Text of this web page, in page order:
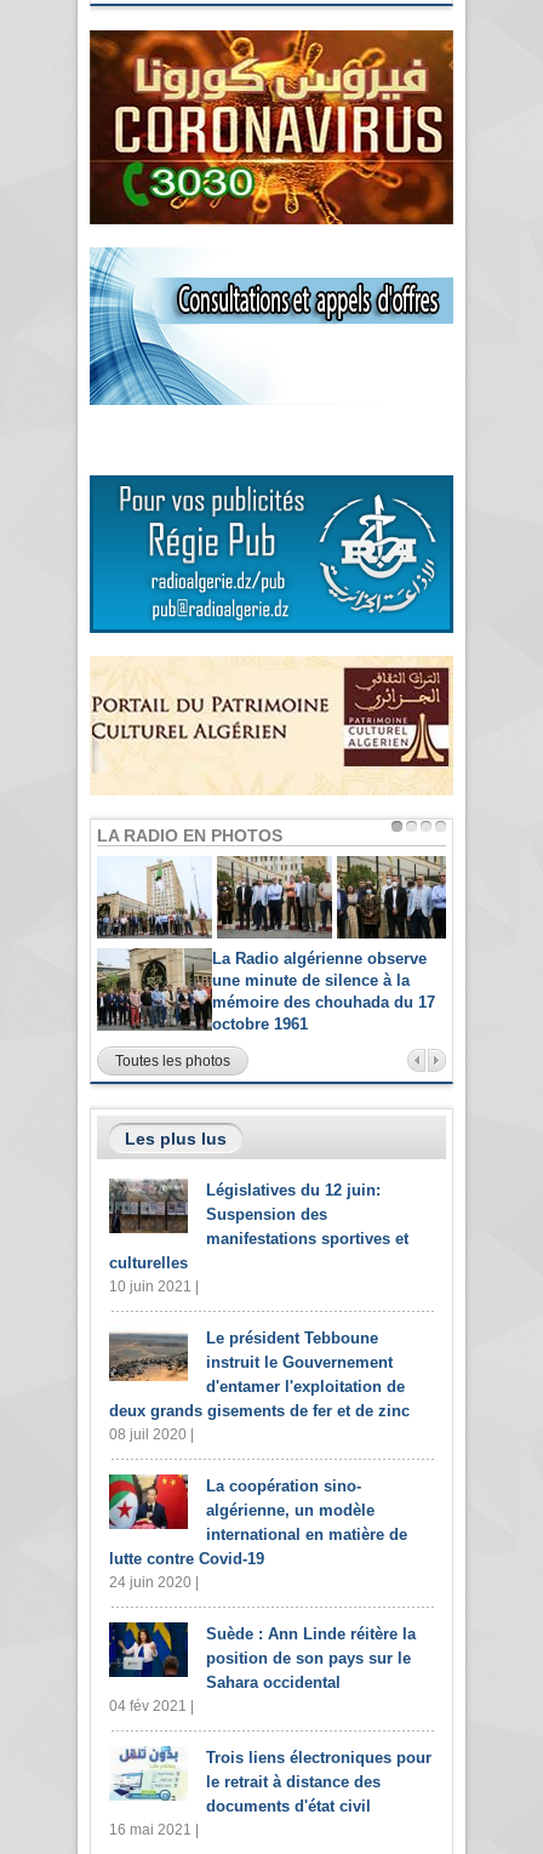
LA RADIO EN PHOTOS
La Radio algérienne observe
une minute de silence à la
mémoire des chouhada du 17
octobre 1961
Toutes les photos
Les plus lus
Législatives du 12 juin:
Suspension des
manifestations sportives et
culturelles
10 juin 2021 |
Le président Tebboune
instruit le Gouvernement
d'entamer l'exploitation de
deux grands gisements de fer et de zinc
08 juil 2020 |
La coopération sino-
algérienne, un modèle
international en matière de
lutte contre Covid-19
24 juin 2020 |
Suède : Ann Linde réitère la
position de son pays sur le
Sahara occidental
04 fév 2021 |
Trois liens électroniques pour
le retrait à distance des
documents d'état civil
16 mai 2021 |